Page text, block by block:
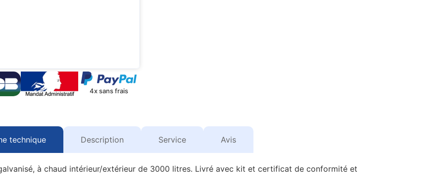
4x sans frais
technique Description Service Avis
à chaud intérieur/extérieur de 3000 litres. Livré avec kit et certificat de conformité et